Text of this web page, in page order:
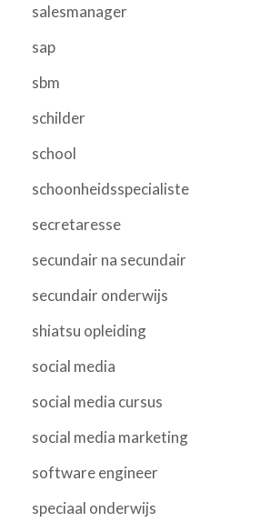
salesmanager
sap
sbm
schilder
school
schoonheidsspecialiste
secretaresse
secundair na secundair
secundair onderwijs
shiatsu opleiding
social media
social media cursus
social media marketing
software engineer
speciaal onderwijs